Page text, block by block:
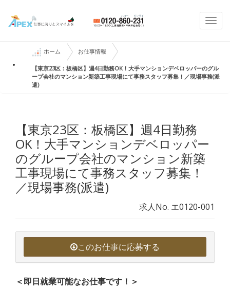
ホーム お仕事情報
【東京23区：板橋区】週4日勤務OK！大手マンションデベロッパーのグル
ープ会社のマンション新築工事現場にて事務スタッフ募集！／現場事務(派
遣)
【東京23区：板橋区】週4日勤務
OK！大手マンションデベロッパー
のグループ会社のマンション新築
工事現場にて事務スタッフ募集！
／現場事務(派遣)
求人No. エ0120-001
このお仕事に応募する
＜即日就業可能なお仕事です！＞